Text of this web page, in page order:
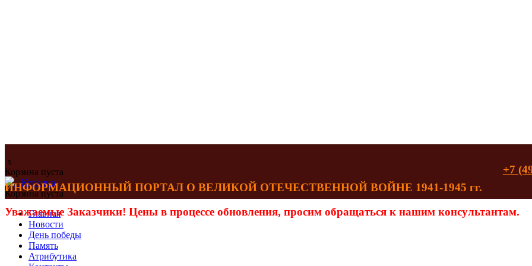
x
Корзина пуста
Корзина
Корзина пуста
ИНФОРМАЦИОННЫЙ ПОРТАЛ О ВЕЛИКОЙ ОТЕЧЕСТВЕННОЙ ВОЙНЕ 1941-1945 гг.
Уважаемые Заказчики! Цены в процессе обновления, просим обращаться к нашим консультантам.
+7
Главная
Новости
День победы
Память
Атрибутика